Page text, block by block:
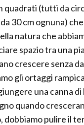
quadrati (tutti da
30 cm ognuna)
natura che
spazio tra una
crescere senza
gli ortaggi
una canna di
quando
dobbiamo pulire il